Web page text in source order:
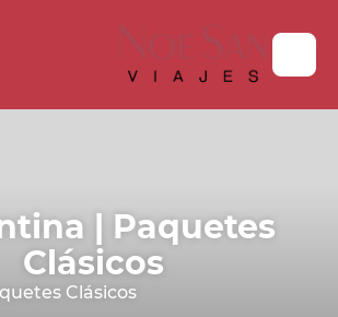
| Paquetes
Clásicos
Clásicos